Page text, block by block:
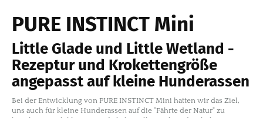
PURE INSTINCT Mini
Little Glade und Little Wetland -
Rezeptur und Krokettengröße
angepasst auf kleine Hunderassen
Bei der Entwicklung von PURE INSTINCT Mini hatten wir das Ziel,
uns auch für kleine Hunderassen auf die "Fährte der Natur" zu